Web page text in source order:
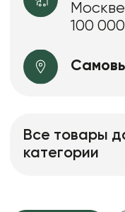
100
Все товары
категории